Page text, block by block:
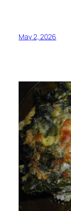
May 2, 2026